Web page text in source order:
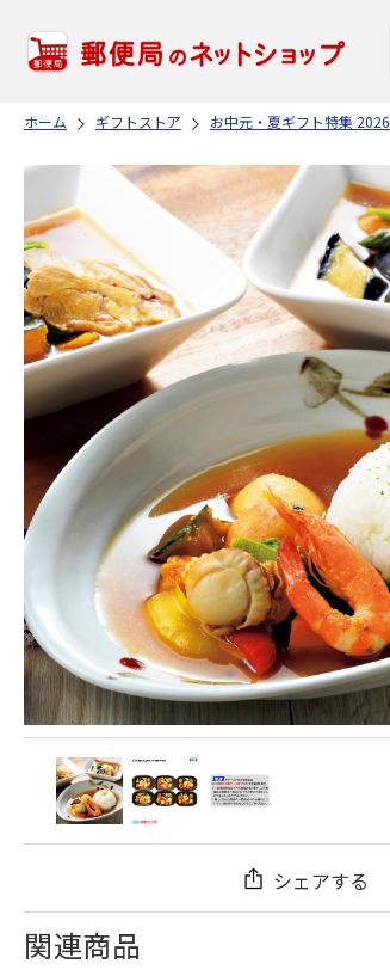
ホーム ギフトストア お中元・夏ギフト特集 2026
シェアする
関連商品